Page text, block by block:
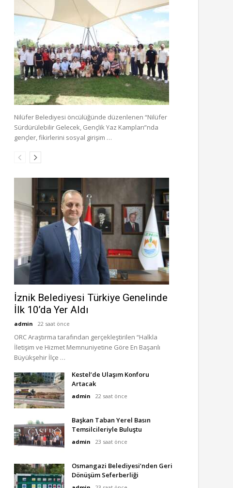
Nilüfer Belediyesi öncülüğünde düzenlenen “Nilüfer
Sürdürülebilir Gelecek, Gençlik Yaz Kampları”nda
gençler, fikirlerini sosyal girişim …
İznik Belediyesi Türkiye Genelinde
İlk 10’da Yer Aldı
admin 22 saat önce
ORC Araştırma tarafından gerçekleştirilen “Halkla
İletişim ve Hizmet Memnuniyetine Göre En Başarılı
Büyükşehir İlçe …
Kestel’de Ulaşım Konforu
Artacak
admin 22 saat önce
Başkan Taban Yerel Basın
Temsilcileriyle Buluştu
admin 23 saat önce
Osmangazi Belediyesi’nden Geri
Dönüşüm Seferberliği